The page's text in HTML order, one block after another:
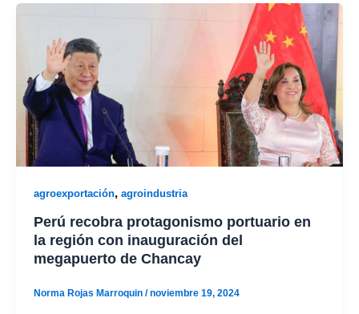
agroexportación, agroindustria
Perú recobra protagonismo portuario en
la región con inauguración del
megapuerto de Chancay
Norma Rojas Marroquin /noviembre 19, 2024